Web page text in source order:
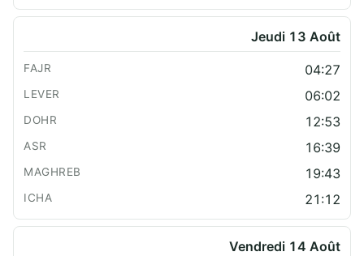
Jeudi 13 Août
04:27
06:02
12:53
16:39
19:43
21:12
Vendredi 14 Août